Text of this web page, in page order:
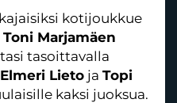
kotijoukkue
Toni Marjamäen
tasoittavalla
Elmeri Lieto ja Topi
kaksi juoksua.